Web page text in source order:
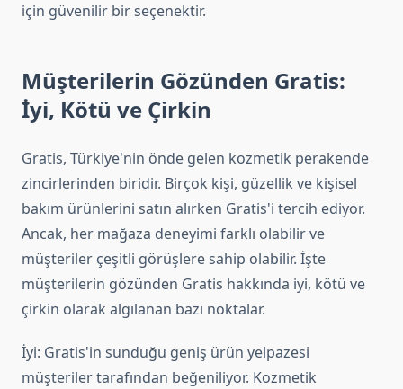
için güvenilir bir seçenektir.
Müşterilerin Gözünden Gratis:
İyi, Kötü ve Çirkin
Gratis, Türkiye'nin önde gelen kozmetik perakende
zincirlerinden biridir. Birçok kişi, güzellik ve kişisel
bakım ürünlerini satın alırken Gratis'i tercih ediyor.
Ancak, her mağaza deneyimi farklı olabilir ve
müşteriler çeşitli görüşlere sahip olabilir. İşte
müşterilerin gözünden Gratis hakkında iyi, kötü ve
çirkin olarak algılanan bazı noktalar.
İyi: Gratis'in sunduğu geniş ürün yelpazesi
müşteriler tarafından beğeniliyor. Kozmetik